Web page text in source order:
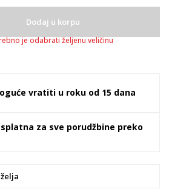
Dodaj u korpu
je odabrati željenu veličinu
vratiti u roku od 15 dana
za sve porudžbine preko